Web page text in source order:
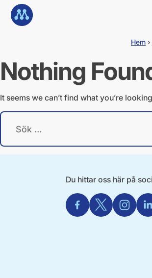
k
t
i
l
l
n
Hem ›
Nothing
It seems we can’t find what you’re
S
e
Du hittar oss här på
Facebook
X Instagram